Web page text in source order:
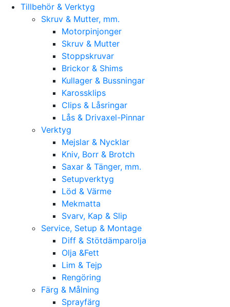
Tillbehör & Verktyg
Skruv & Mutter, mm.
Motorpinjonger
Skruv & Mutter
Stoppskruvar
Brickor & Shims
Kullager & Bussningar
Karossklips
Clips & Låsringar
Lås & Drivaxel-Pinnar
Verktyg
Mejslar & Nycklar
Kniv, Borr & Brotch
Saxar & Tänger, mm.
Setupverktyg
Löd & Värme
Mekmatta
Svarv, Kap & Slip
Service, Setup & Montage
Diff & Stötdämparolja
Olja &Fett
Lim & Tejp
Rengöring
Färg & Målning
Sprayfärg